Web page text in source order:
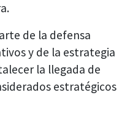
de la defensa
y de la estrategia
la llegada de
estratégicos